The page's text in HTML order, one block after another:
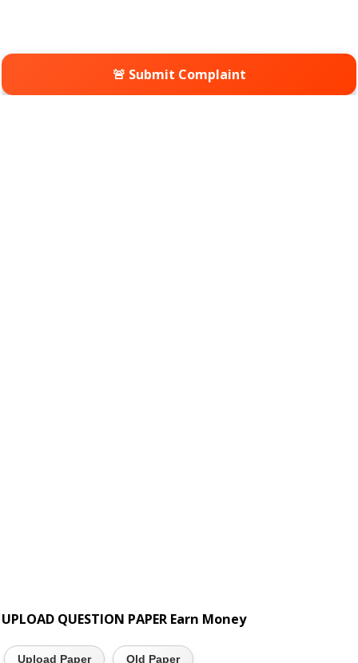
🚨 Submit Complaint
UPLOAD QUESTION PAPER Earn Money
Upload Paper Old Paper